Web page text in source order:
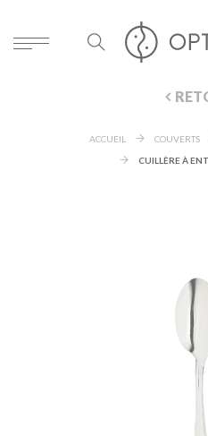
ACCUEIL COUVERTS